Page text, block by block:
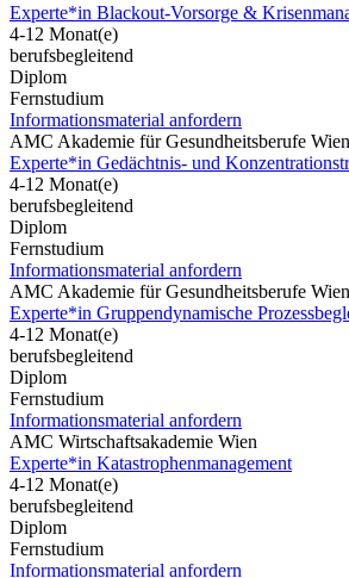
Experte*in Blackout-Vorsorge &
4-12 Monat(e)
berufsbegleitend
Diplom
Fernstudium
Informationsmaterial anfordern
AMC Akademie für Gesundheitsberufe Wien
Experte*in Gedächtnis- und
4-12 Monat(e)
berufsbegleitend
Diplom
Fernstudium
Informationsmaterial anfordern
AMC Akademie für Gesundheitsberufe Wien
Experte*in Gruppendynamische
4-12 Monat(e)
berufsbegleitend
Diplom
Fernstudium
Informationsmaterial anfordern
AMC Wirtschaftsakademie Wien
Experte*in Katastrophenmanagement
4-12 Monat(e)
berufsbegleitend
Diplom
Fernstudium
Informationsmaterial anfordern